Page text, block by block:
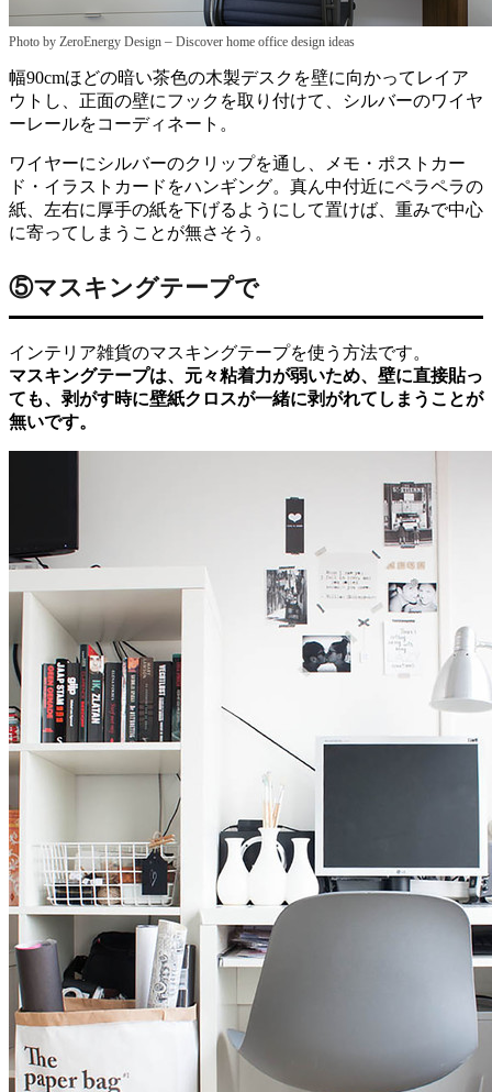
Photo by ZeroEnergy Design – Discover home office design ideas
幅90cmほどの暗い茶色の木製デスクを壁に向かってレイア
ウトし、正面の壁にフックを取り付けて、シルバーのワイヤ
ーレールをコーディネート。
ワイヤーにシルバーのクリップを通し、メモ・ポストカー
ド・イラストカードをハンギング。真ん中付近にペラペラの
紙、左右に厚手の紙を下げるようにして置けば、重みで中心
に寄ってしまうことが無さそう。
⑤マスキングテープで
インテリア雑貨のマスキングテープを使う方法です。
マスキングテープは、元々粘着力が弱いため、壁に直接貼っ
ても、剥がす時に壁紙クロスが一緒に剥がれてしまうことが
無いです。